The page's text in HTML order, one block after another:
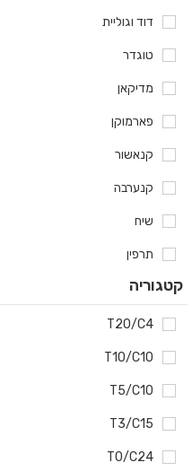
דוד וגוליית
טוגדר
מדיקאן
פארמוקן
קנאשור
קנערבה
שיח
תרפין
קטגוריה
T20/C4
T10/C10
T5/C10
T3/C15
T0/C24